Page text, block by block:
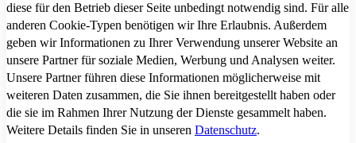
diese für den Betrieb dieser Seite unbedingt notwendig sind. Für alle
anderen Cookie-Typen benötigen wir Ihre Erlaubnis. Außerdem
geben wir Informationen zu Ihrer Verwendung unserer Website an
unsere Partner für soziale Medien, Werbung und Analysen weiter.
Unsere Partner führen diese Informationen möglicherweise mit
weiteren Daten zusammen, die Sie ihnen bereitgestellt haben oder
die sie im Rahmen Ihrer Nutzung der Dienste gesammelt haben.
Weitere Details finden Sie in unseren Datenschutz.